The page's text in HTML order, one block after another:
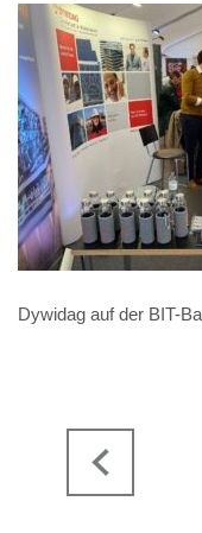
Dywidag auf der BIT-